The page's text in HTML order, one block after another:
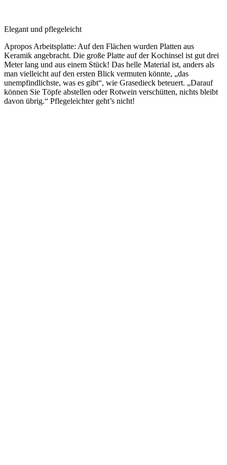
Elegant und pflegeleicht
Apropos Arbeitsplatte: Auf den Flächen wurden Platten aus
Keramik angebracht. Die große Platte auf der Kochinsel ist gut drei
Meter lang und aus einem Stück! Das helle Material ist, anders als
man vielleicht auf den ersten Blick vermuten könnte, „das
unempfindlichste, was es gibt“, wie Grasedieck beteuert. „Darauf
können Sie Töpfe abstellen oder Rotwein verschütten, nichts bleibt
davon übrig.“ Pflegeleichter geht’s nicht!